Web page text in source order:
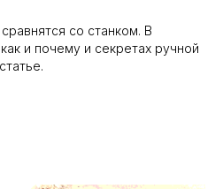
со станком. В
и почему и секретах ручной